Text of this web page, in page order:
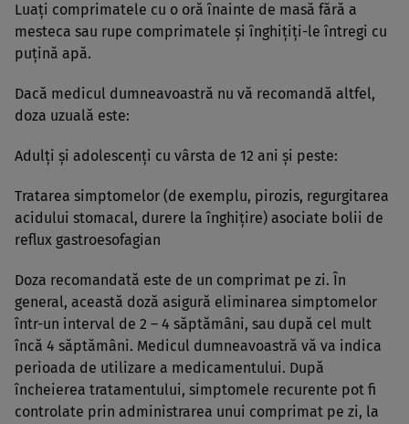
Luaţi comprimatele cu o oră înainte de masă fără a
mesteca sau rupe comprimatele şi înghiţiţi-le întregi cu
puţină apă.
Dacă medicul dumneavoastră nu vă recomandă altfel,
doza uzuală este:
Adulţi şi adolescenţi cu vârsta de 12 ani şi peste:
Tratarea simptomelor (de exemplu, pirozis, regurgitarea
acidului stomacal, durere la înghiţire) asociate bolii de
reflux gastroesofagian
Doza recomandată este de un comprimat pe zi. În
general, această doză asigură eliminarea simptomelor
într-un interval de 2 – 4 săptămâni, sau după cel mult
încă 4 săptămâni. Medicul dumneavoastră vă va indica
perioada de utilizare a medicamentului. După
încheierea tratamentului, simptomele recurente pot fi
controlate prin administrarea unui comprimat pe zi, la